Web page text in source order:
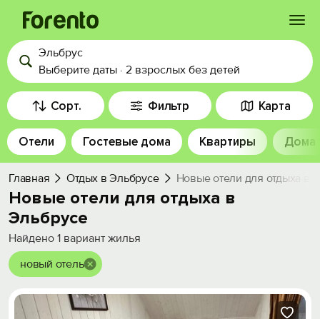
Войти
Избранное
История просмотра
Добавить свой объект
Эльбрус
Выберите даты · 2 взрослых без детей
Сорт. Фильтр Карта
Отели Гостевые дома Квартиры Дома
Главная Отдых в Эльбрусе Новые отели для отдыха в
Новые отели для отдыха в
Эльбрусе
Найдено 1 вариант жилья
новый отель